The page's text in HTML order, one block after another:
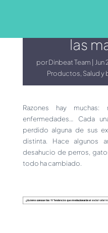
las
porDinbeat Team Jun
Productos Salud y
Razones hay muchas:
enfermedades… Cada
perdido alguna de sus
distinta. Hace algunos
desahucio de perros,
todo ha cambiado.